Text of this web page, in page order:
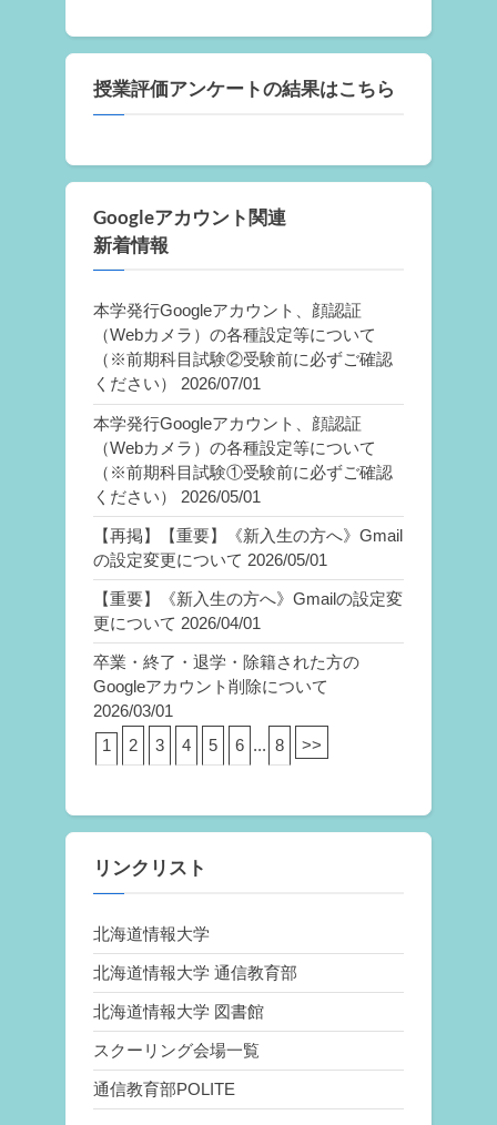
授業評価アンケートの結果はこちら
Googleアカウント関連
新着情報
本学発行Googleアカウント、顔認証
（Webカメラ）の各種設定等について
（※前期科目試験②受験前に必ずご確認
ください）
2026/07/01
本学発行Googleアカウント、顔認証
（Webカメラ）の各種設定等について
（※前期科目試験①受験前に必ずご確認
ください）
2026/05/01
【再掲】【重要】《新入生の方へ》Gmail
の設定変更について 2026/05/01
【重要】《新入生の方へ》Gmailの設定変
更について 2026/04/01
卒業・終了・退学・除籍された方の
Googleアカウント削除について
2026/03/01
1
2 3 4 5 6 ... 8 >>
リンクリスト
北海道情報大学
北海道情報大学 通信教育部
北海道情報大学 図書館
スクーリング会場一覧
通信教育部POLITE